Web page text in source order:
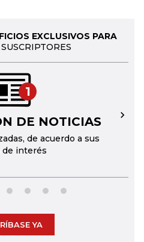
EXCLUSIVOS PARA
1
DE NOTICIAS
de acuerdo a sus
de interés
→
YA